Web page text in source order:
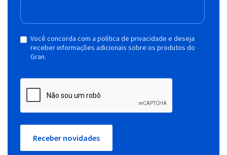
Você concorda com a política de privacidade e deseja
receber informações adicionais sobre os produtos do
Gran.
Receber novidades